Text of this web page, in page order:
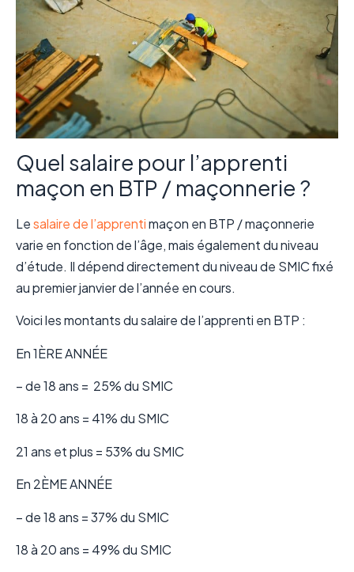
Quel salaire pour l’apprenti
maçon en BTP / maçonnerie ?
Lesalaire de l’apprentimaçon en BTP / maçonnerie
varie en fonction de l’âge, mais également du niveau
d’étude. Il dépend directement du niveau de SMIC fixé
au premier janvier de l’année en cours.
Voici les montants du salaire de l’apprenti en BTP :
En 1ÈRE ANNÉE
– de 18 ans = 25% du SMIC
18 à 20 ans = 41% du SMIC
21 ans et plus = 53% du SMIC
En 2ÈME ANNÉE
– de 18 ans = 37% du SMIC
18 à 20 ans = 49% du SMIC